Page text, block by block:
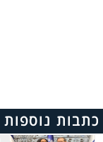
כתבות נוספות